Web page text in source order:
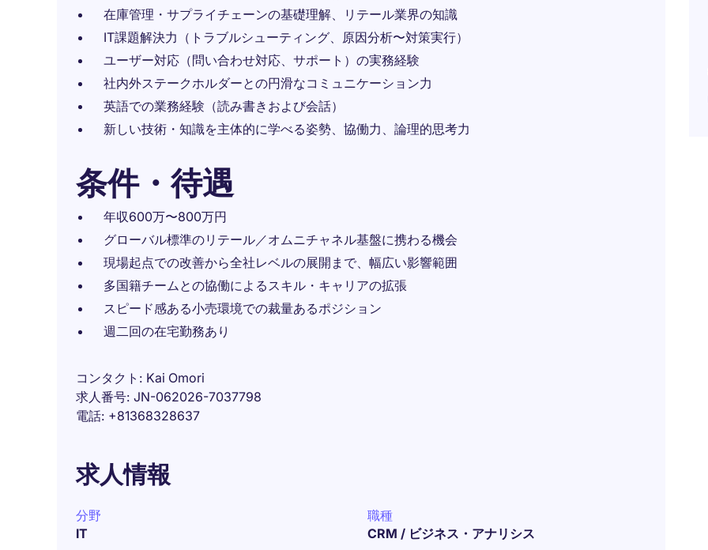
在庫管理・サプライチェーンの基礎理解、リテール業界の知識
IT課題解決力（トラブルシューティング、原因分析〜対策実行）
ユーザー対応（問い合わせ対応、サポート）の実務経験
社内外ステークホルダーとの円滑なコミュニケーション力
英語での業務経験（読み書きおよび会話）
新しい技術・知識を主体的に学べる姿勢、協働力、論理的思考力
条件・待遇
年収600万〜800万円
グローバル標準のリテール／オムニチャネル基盤に携わる機会
現場起点での改善から全社レベルの展開まで、幅広い影響範囲
多国籍チームとの協働によるスキル・キャリアの拡張
スピード感ある小売環境での裁量あるポジション
週二回の在宅勤務あり
コンタクト
Kai Omori
求人番号 JN-062026-7037798
電話 +81368328637
求人情報
分野
IT
職種
CRM / ビジネス・アナリシス